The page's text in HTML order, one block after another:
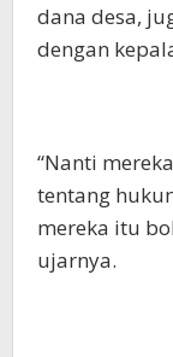
dana desa,
dengan
“Nanti
tentang
mereka itu
ujarnya.